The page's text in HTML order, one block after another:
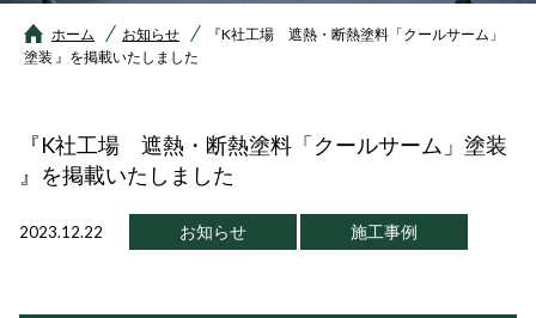
ホーム お知らせ
『K社工場 遮熱・断熱塗料「クールサーム」
塗装 』を掲載いたしました
『K社工場 遮熱・断熱塗料「クールサーム」塗装
』を掲載いたしました
2023.12.22 お知らせ 施工事例